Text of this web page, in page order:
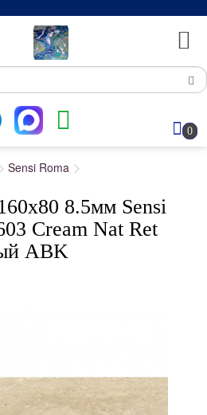
0
Sensi Roma
8.5мм Sensi
Cream Nat Ret
ABK